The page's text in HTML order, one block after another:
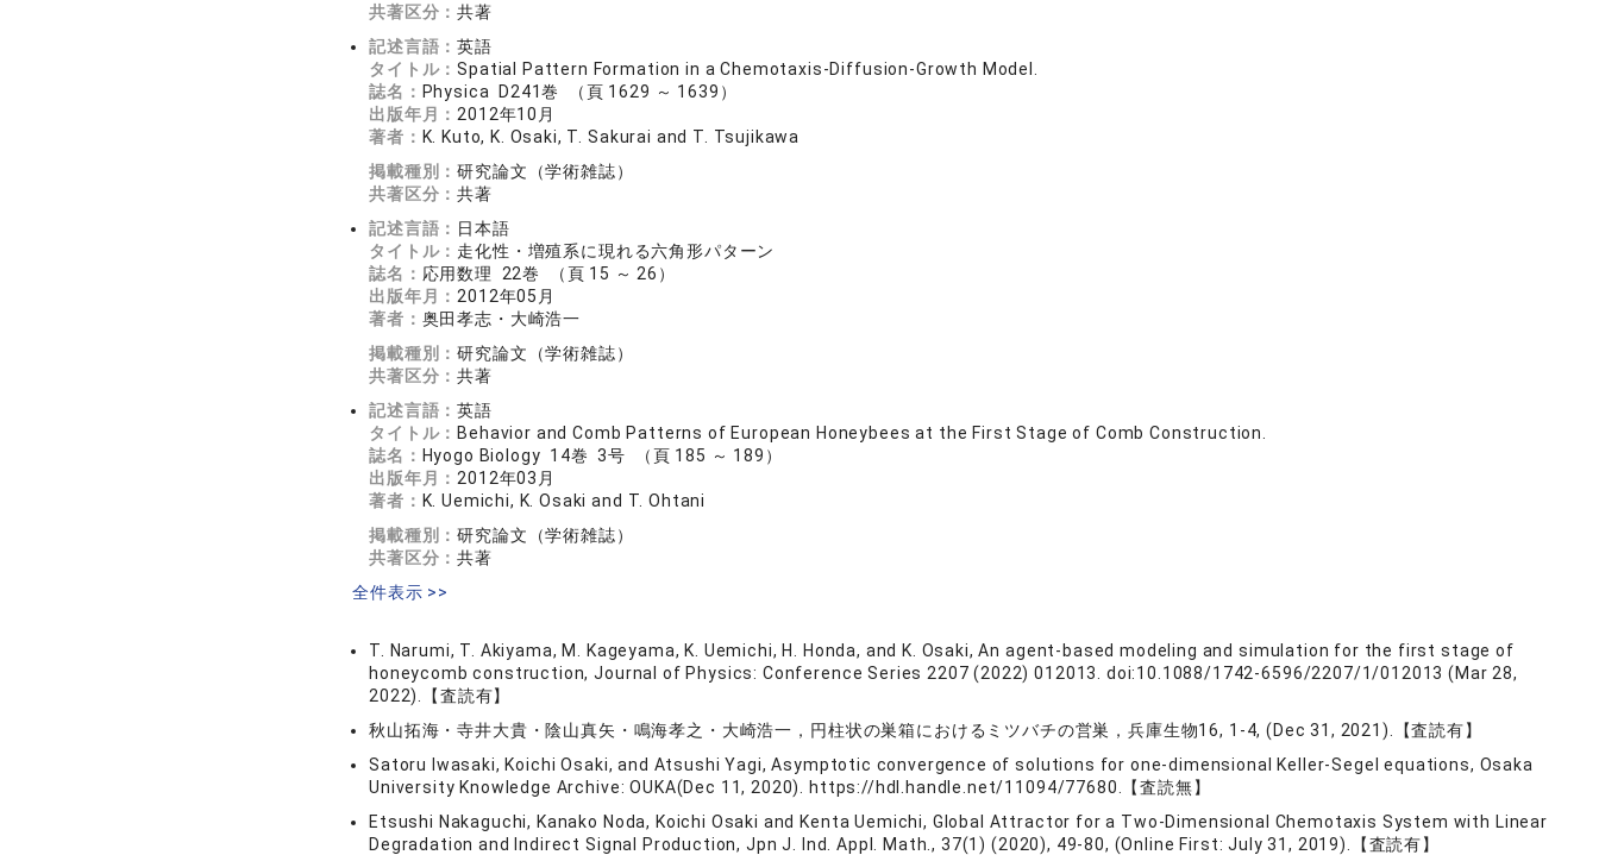
共著区分：共著
記述言語：英語
タイトル：Spatial Pattern Formation in a Chemotaxis-Diffusion-Growth Model.
誌名： Physica D241巻 （頁 1629 ～ 1639）
出版年月： 2012年10月
著者： K. Kuto, K. Osaki, T. Sakurai and T. Tsujikawa
掲載種別：研究論文（学術雑誌）
共著区分：共著
記述言語： 日本語
タイトル： 走化性・増殖系に現れる六角形パターン
誌名： 応用数理 22巻 （頁 15 ～ 26）
出版年月： 2012年05月
著者： 奥田孝志・大崎浩一
掲載種別：研究論文（学術雑誌）
共著区分：共著
記述言語：英語
タイトル： Behavior and Comb Patterns of European Honeybees at the First Stage of Comb Construction.
誌名： Hyogo Biology 14巻 3号 （頁 185 ～ 189）
出版年月： 2012年03月
著者： K. Uemichi, K. Osaki and T. Ohtani
掲載種別：研究論文（学術雑誌）
共著区分：共著
全件表示 >>
T. Narumi, T. Akiyama, M. Kageyama, K. Uemichi, H. Honda, and K. Osaki, An agent-based modeling and simulation for the first stage of
honeycomb construction, Journal of Physics: Conference Series 2207 (2022) 012013. doi:10.1088/1742-6596/2207/1/012013 (Mar 28,
2022).【査読有】
秋山拓海・寺井大貴・陰山真矢・鳴海孝之・大崎浩一，円柱状の巣箱におけるミツバチの営巣，兵庫生物16, 1-4, (Dec 31, 2021).【査読有】
Satoru Iwasaki, Koichi Osaki, and Atsushi Yagi, Asymptotic convergence of solutions for one-dimensional Keller-Segel equations, Osaka
University Knowledge Archive: OUKA(Dec 11, 2020). https://hdl.handle.net/11094/77680.【査読無】
Etsushi Nakaguchi, Kanako Noda, Koichi Osaki and Kenta Uemichi, Global Attractor for a Two-Dimensional Chemotaxis System with Linear
Degradation and Indirect Signal Production, Jpn J. Ind. Appl. Math., 37(1) (2020), 49-80, (Online First: July 31, 2019).【査読有】